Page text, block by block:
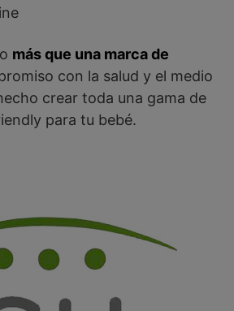
más que una marca de
con la salud y el medio
crear toda una gama de
para tu bebé.